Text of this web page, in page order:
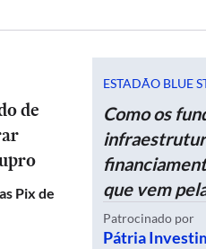
de
Pix de
ESTADÃO BLUE
Como os
que vem
Patrocinado por
Pátria